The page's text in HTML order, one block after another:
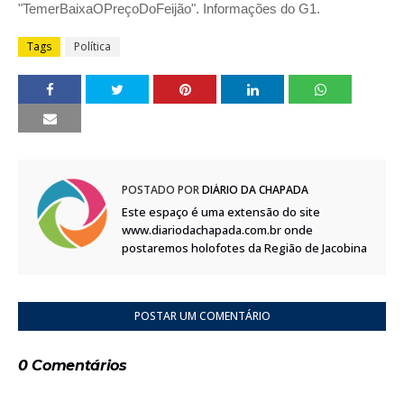
"TemerBaixaOPreçoDoFeijão". Informações do G1.
Tags Política
POSTADO PORDIÁRIO DA CHAPADA
Este espaço é uma extensão do site
www.diariodachapada.com.br onde
postaremos holofotes da Região de Jacobina
POSTAR UM COMENTÁRIO
0 Comentários